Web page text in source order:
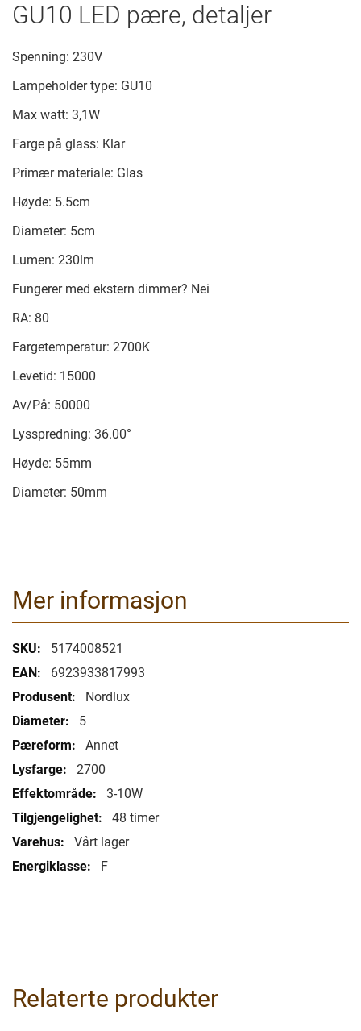
GU10 LED pære, detaljer
Spenning: 230V
Lampeholder type: GU10
Max watt: 3,1W
Farge på glass: Klar
Primær materiale: Glas
Høyde: 5.5cm
Diameter: 5cm
Lumen: 230lm
Fungerer med ekstern dimmer? Nei
RA: 80
Fargetemperatur: 2700K
Levetid: 15000
Av/På: 50000
Lysspredning: 36.00°
Høyde: 55mm
Diameter: 50mm
Mer informasjon
Mer
informasjon
5174008521
6923933817993
Nordlux
5
Annet
2700
3-10W
48 timer
Vårt lager
F
Relaterte produkter